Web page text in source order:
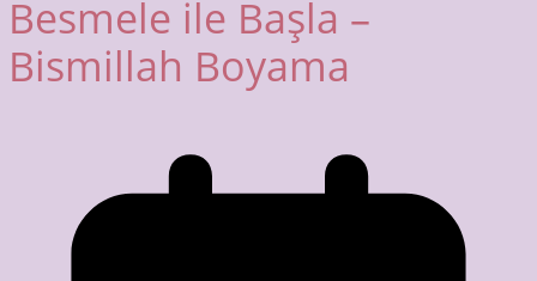
Besmele ile Başla –
Bismillah Boyama